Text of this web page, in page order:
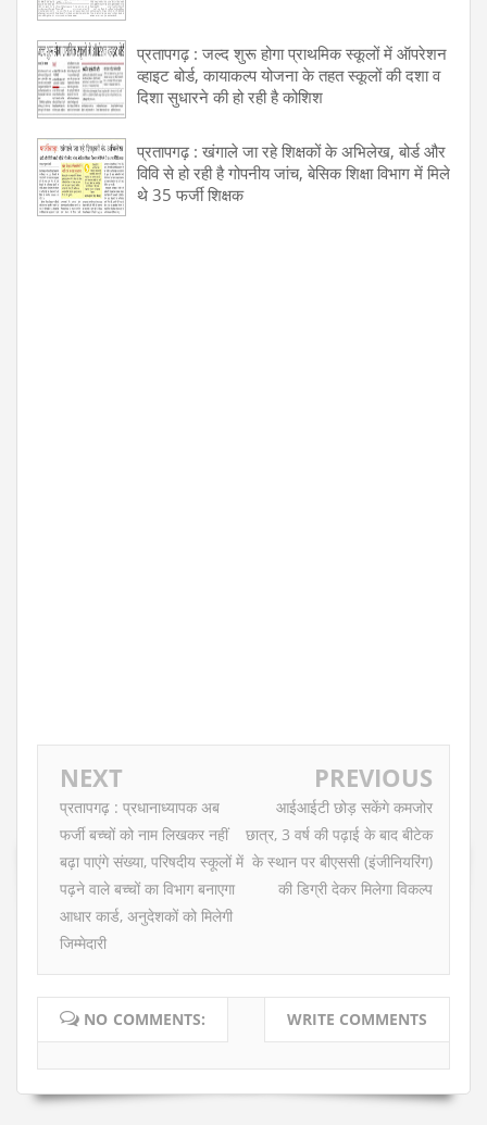
प्रतापगढ़ : जल्द शुरू होगा प्राथमिक स्कूलों में ऑपरेशन
व्हाइट बोर्ड, कायाकल्प योजना के तहत स्कूलों की दशा व
दिशा सुधारने की हो रही है कोशिश
प्रतापगढ़ : खंगाले जा रहे शिक्षकों के अभिलेख, बोर्ड और
विवि से हो रही है गोपनीय जांच, बेसिक शिक्षा विभाग में मिले
थे 35 फर्जी शिक्षक
NEXT
प्रतापगढ़ : प्रधानाध्यापक अब
फर्जी बच्चों को नाम लिखकर नहीं
बढ़ा पाएंगे संख्या, परिषदीय स्कूलों में
पढ़ने वाले बच्चों का विभाग बनाएगा
आधार कार्ड, अनुदेशकों को मिलेगी
जिम्मेदारी
PREVIOUS
आईआईटी छोड़ सकेंगे कमजोर
छात्र, 3 वर्ष की पढ़ाई के बाद बीटेक
के स्थान पर बीएससी (इंजीनियरिंग)
की डिग्री देकर मिलेगा विकल्प
NO COMMENTS: WRITE COMMENTS